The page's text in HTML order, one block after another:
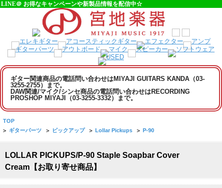
LINE＠ お得なキャンペーンや新製品情報を配信中☆
ギター関連商品の電話問い合わせはMIYAJI GUITARS KANDA（03-
3255-2755）まで。
DAW関連/マイク/シンセ商品の電話問い合わせはRECORDING
PROSHOP MIYAJI（03-3255-3332）まで。
TOP
> ギターパーツ > ピックアップ > Lollar Pickups > P-90
LOLLAR PICKUPS/P-90 Staple Soapbar Cover
Cream【お取り寄せ商品】